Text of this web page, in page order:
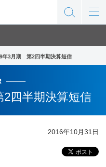
年3月期 第2四半期決算短信
四半期決算短信
2016年10月31日